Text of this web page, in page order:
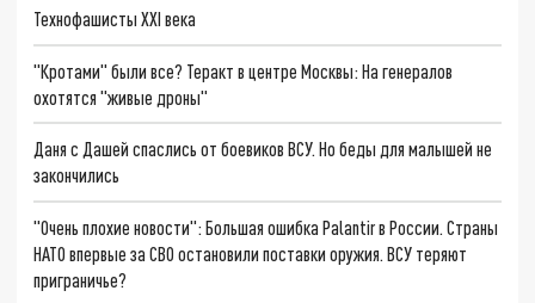
Технофашисты XXI века
"Кротами" были все? Теракт в центре Москвы: На генералов
охотятся "живые дроны"
Даня с Дашей спаслись от боевиков ВСУ. Но беды для малышей не
закончились
"Очень плохие новости": Большая ошибка Palantir в России. Страны
НАТО впервые за СВО остановили поставки оружия. ВСУ теряют
приграничье?